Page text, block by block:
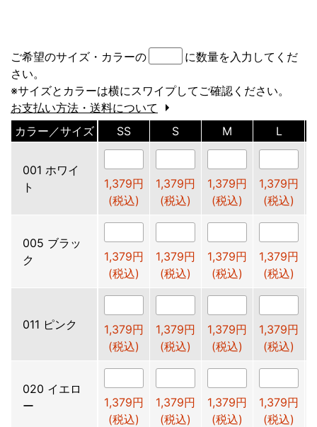
ご希望のサイズ・カラーの
に数量を入力してくだ
さい。
※サイズとカラーは横にスワイプしてご確認ください。
お支払い方法・送料について
カラー／サイズ
SS S M L
001 ホワイ
ト
1,379円
(税込)
1,379円
(税込)
1,379円
(税込)
1,379円
(税込)
005 ブラッ
ク
1,379円
(税込)
1,379円
(税込)
1,379円
(税込)
1,379円
(税込)
011 ピンク
1,379円
(税込)
1,379円
(税込)
1,379円
(税込)
1,379円
(税込)
020 イエロ
ー
1,379円
(税込)
1,379円
(税込)
1,379円
(税込)
1,379円
(税込)